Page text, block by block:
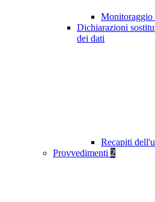
Monitoraggio
Dichiarazioni
dei dati
Recapiti
Provvedimenti 2